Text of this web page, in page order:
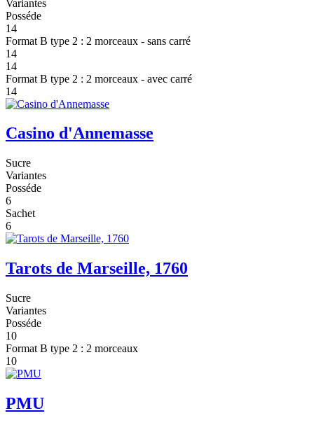
Variantes
Posséde
14
Format B type 2 : 2 morceaux - sans carré
14
14
Format B type 2 : 2 morceaux - avec carré
14
Casino d'Annemasse
Sucre
Variantes
Posséde
6
Sachet
6
Tarots de Marseille, 1760
Sucre
Variantes
Posséde
10
Format B type 2 : 2 morceaux
10
PMU